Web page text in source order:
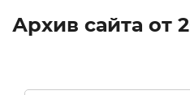
Архив сайта от